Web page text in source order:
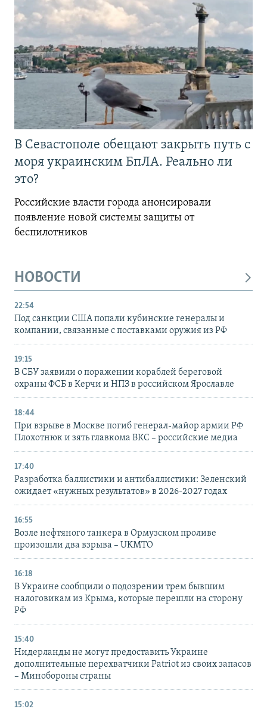
В Севастополе обещают закрыть путь с
моря украинским БпЛА. Реально ли
это?
Российские власти города анонсировали
появление новой системы защиты от
беспилотников
НОВОСТИ
22:54
Под санкции США попали кубинские генералы и
компании, связанные с поставками оружия из РФ
19:15
В СБУ заявили о поражении кораблей береговой
охраны ФСБ в Керчи и НПЗ в российском Ярославле
18:44
При взрыве в Москве погиб генерал-майор армии РФ
Плохотнюк и зять главкома ВКС – российские медиа
17:40
Разработка баллистики и антибаллистики: Зеленский
ожидает «нужных результатов» в 2026-2027 годах
16:55
Возле нефтяного танкера в Ормузском проливе
произошли два взрыва – UKMTO
16:18
В Украине сообщили о подозрении трем бывшим
налоговикам из Крыма, которые перешли на сторону
РФ
15:40
Нидерланды не могут предоставить Украине
дополнительные перехватчики Patriot из своих запасов
– Минобороны страны
15:02